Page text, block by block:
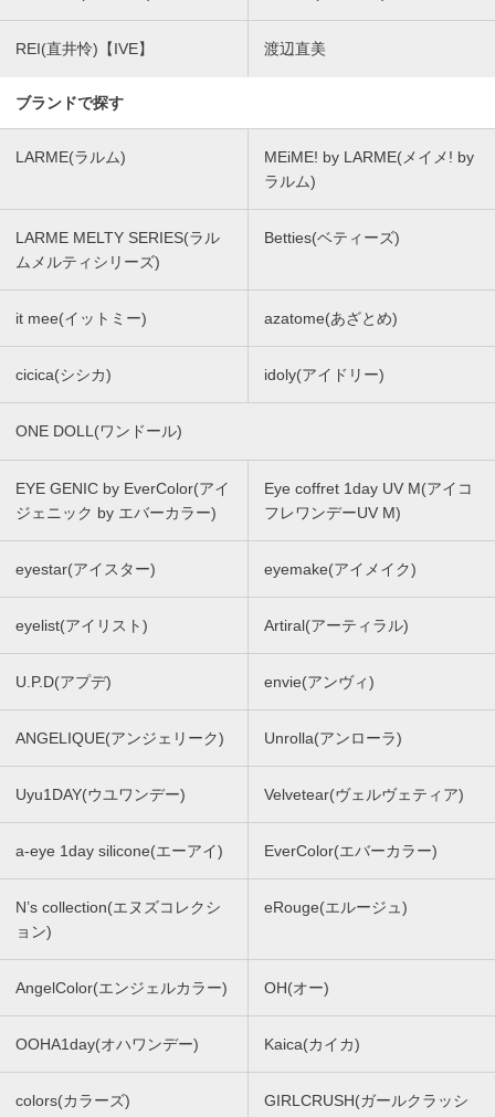
REI(直井怜)【IVE】 渡辺直美
ブランドで探す
LARME(ラルム)
MEiME! by LARME(メイメ! by
ラルム)
LARME MELTY SERIES(ラル
ムメルティシリーズ)
Betties(ベティーズ)
it mee(イットミー) azatome(あざとめ)
cicica(シシカ) idoly(アイドリー)
ONE DOLL(ワンドール)
EYE GENIC by EverColor(アイ
ジェニック by エバーカラー)
Eye coffret 1day UV M(アイコ
フレワンデーUV M)
eyestar(アイスター) eyemake(アイメイク)
eyelist(アイリスト) Artiral(アーティラル)
U.P.D(アプデ) envie(アンヴィ)
ANGELIQUE(アンジェリーク) Unrolla(アンローラ)
Uyu1DAY(ウユワンデー) Velvetear(ヴェルヴェティア)
a-eye 1day silicone(エーアイ) EverColor(エバーカラー)
N’s collection(エヌズコレクシ
ョン)
eRouge(エルージュ)
AngelColor(エンジェルカラー) OH(オー)
OOHA1day(オハワンデー) Kaica(カイカ)
colors(カラーズ)
GIRLCRUSH(ガールクラッシ